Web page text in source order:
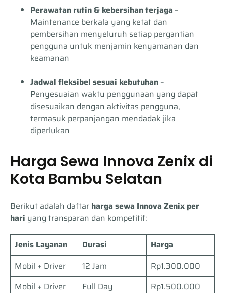
Perawatan rutin & kebersihan terjaga –
Maintenance berkala yang ketat dan
pembersihan menyeluruh setiap pergantian
pengguna untuk menjamin kenyamanan dan
keamanan
Jadwal fleksibel sesuai kebutuhan –
Penyesuaian waktu penggunaan yang dapat
disesuaikan dengan aktivitas pengguna,
termasuk perpanjangan mendadak jika
diperlukan
Harga Sewa Innova Zenix di
Kota Bambu Selatan
Berikut adalah daftar harga sewa Innova Zenix per
hari yang transparan dan kompetitif:
Jenis Layanan Durasi
Harga
Mobil + Driver
12 Jam
Rp1.300.000
Mobil + Driver
Full Day
Rp1.500.000